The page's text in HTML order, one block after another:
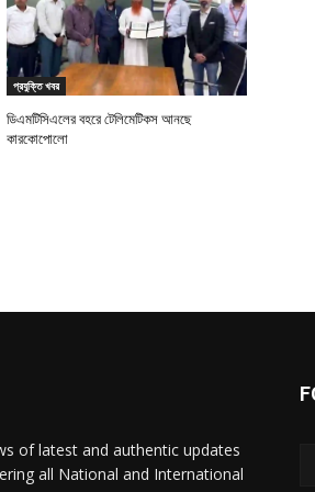
প্রযুক্তি খবর
ডিএমটিসিএলের বহরে টেলিমেটিকস আনছে
কারকোপোলো
of latest and authentic updates
all National and International